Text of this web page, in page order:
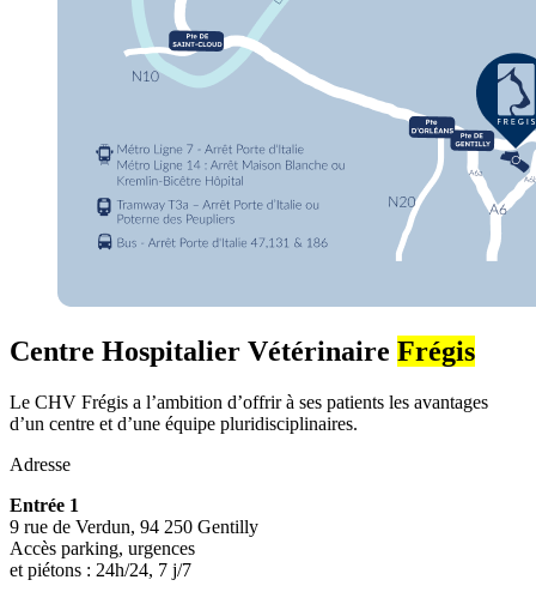
Centre Hospitalier Vétérinaire Frégis
Le CHV Frégis a l’ambition d’offrir à ses patients les avantages
d’un centre et d’une équipe pluridisciplinaires.
Adresse
Entrée 1
9 rue de Verdun, 94 250 Gentilly
Accès parking, urgences
et piétons : 24h/24, 7 j/7